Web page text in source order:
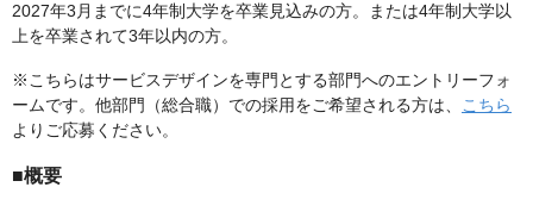
2027年3月までに4年制大学を卒業見込みの方。または4年制大学以
上を卒業されて3年以内の方。
※こちらはサービスデザインを専門とする部門へのエントリーフォ
ームです。他部門（総合職）での採用をご希望される方は、 こちら
よりご応募ください。
■概要